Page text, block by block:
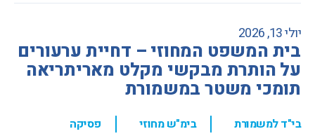
יולי 13, 2026
בית המשפט המחוזי – דחיית ערעורים
על הותרת מבקשי מקלט מאריתריאה
תומכי משטר במשמורת
בי"ד למשמורת בימ"ש מחוזי , פסיקה